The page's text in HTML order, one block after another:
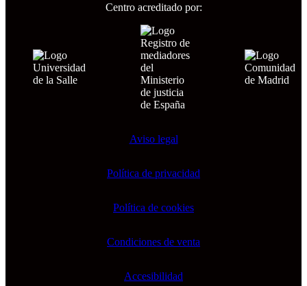
Centro acreditado por:
Aviso legal
Política de privacidad
Política de cookies
Condiciones de venta
Accesibilidad